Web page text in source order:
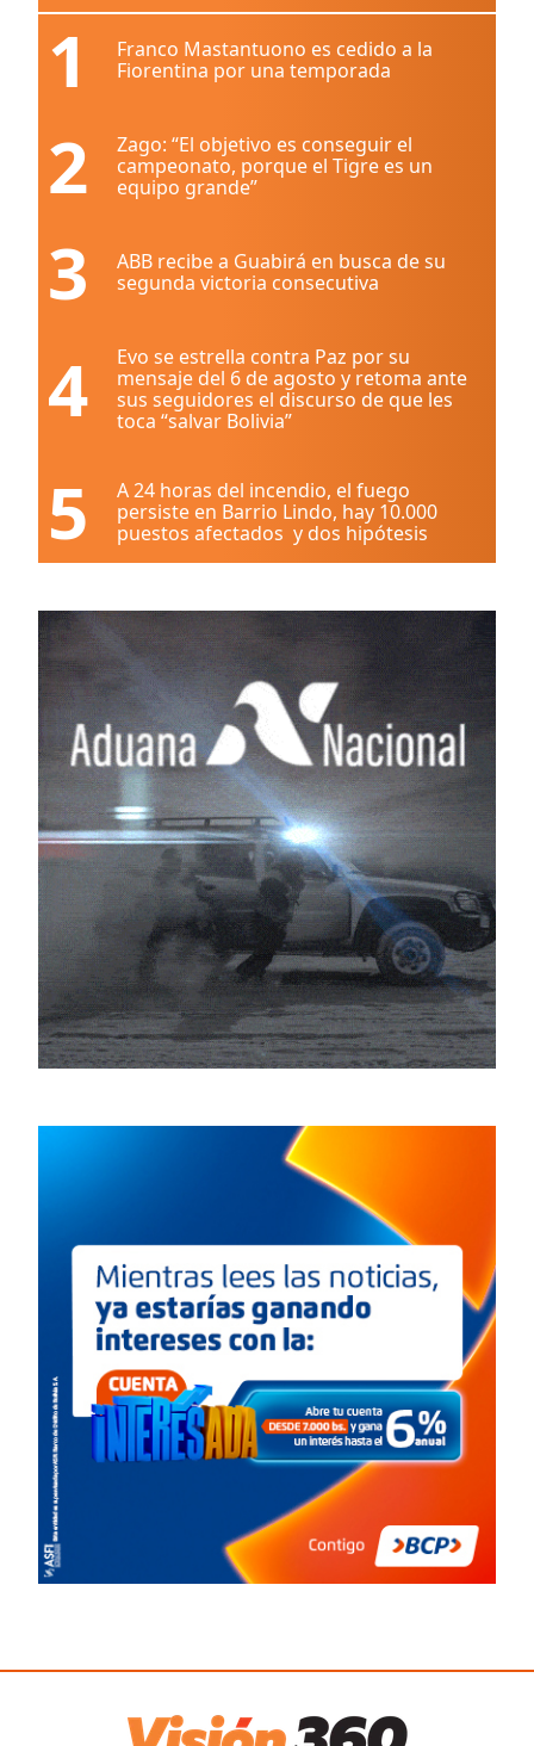
1
Franco Mastantuono es cedido a la
Fiorentina por una temporada
2
Zago: “El objetivo es conseguir el
campeonato, porque el Tigre es un
equipo grande”
3
ABB recibe a Guabirá en busca de su
segunda victoria consecutiva
4
Evo se estrella contra Paz por su
mensaje del 6 de agosto y retoma ante
sus seguidores el discurso de que les
toca “salvar Bolivia”
5
A 24 horas del incendio, el fuego
persiste en Barrio Lindo, hay 10.000
puestos afectados y dos hipótesis